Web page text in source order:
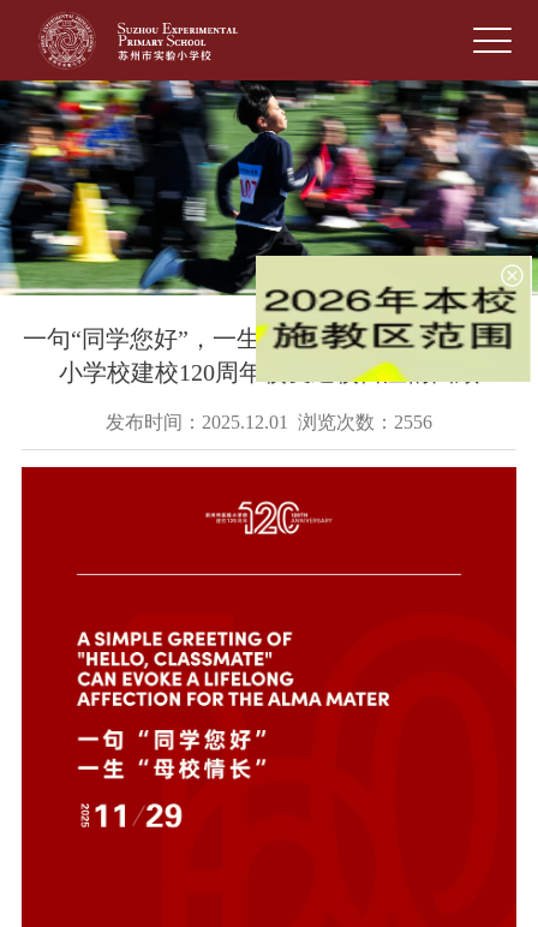
一句“同学您好”，一生“母校情长” | 苏州市实验
小学校建校120周年校友返校日温情回顾
发布时间：2025.12.01 浏览次数：2556